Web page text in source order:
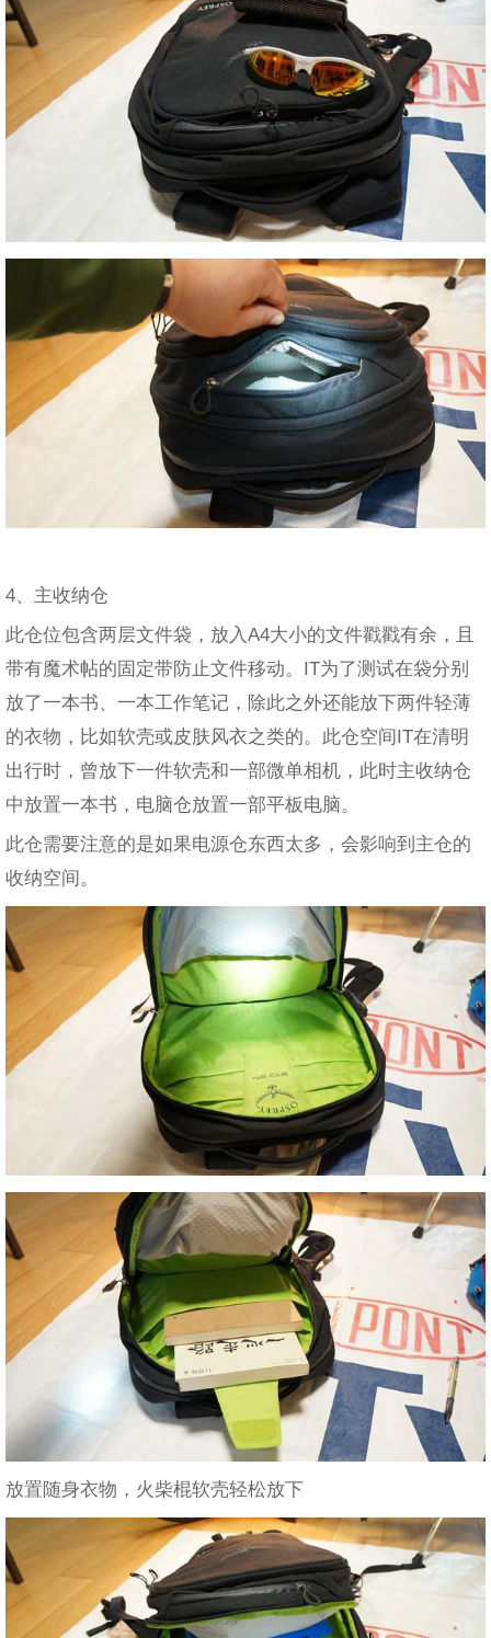
4、主收纳仓
此仓位包含两层文件袋，放入A4大小的文件戳戳有余，且
带有魔术帖的固定带防止文件移动。IT为了测试在袋分别
放了一本书、一本工作笔记，除此之外还能放下两件轻薄
的衣物，比如软壳或皮肤风衣之类的。此仓空间IT在清明
出行时，曾放下一件软壳和一部微单相机，此时主收纳仓
中放置一本书，电脑仓放置一部平板电脑。
此仓需要注意的是如果电源仓东西太多，会影响到主仓的
收纳空间。
放置随身衣物，火柴棍软壳轻松放下